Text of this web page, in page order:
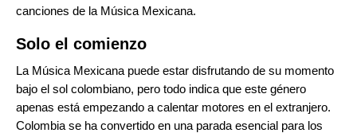
canciones de la Música Mexicana.
Solo el comienzo
La Música Mexicana puede estar disfrutando de su momento
bajo el sol colombiano, pero todo indica que este género
apenas está empezando a calentar motores en el extranjero.
Colombia se ha convertido en una parada esencial para los